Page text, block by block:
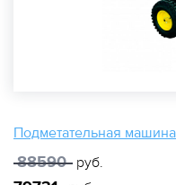
Подметательная
88590 руб.